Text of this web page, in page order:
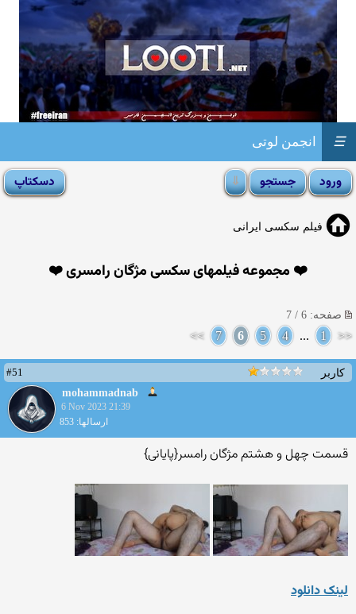
انجمن لوتی ☰
فیلم سکسی ایرانی
❤️ مجموعه فیلمهای سکسی مژگان رامسری ❤️
صفحه: 6 / 7
<<
1
...
4
5
6
7
>>
کاربر
#51
mohammadnab
6 Nov 2023 21:39
ارسالها: 853
قسمت چهل و هشتم مژگان رامسر{پایانی}
لینک دانلود